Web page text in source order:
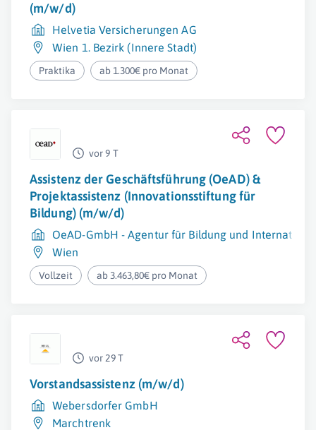
(m/w/d)
Helvetia Versicherungen AG
Wien 1. Bezirk (Innere Stadt)
Praktika ab 1.300€ pro Monat
vor 9 T
Assistenz der Geschäftsführung (OeAD) &
Projektassistenz (Innovationsstiftung für
Bildung) (m/w/d)
OeAD-GmbH - Agentur für Bildung und
Wien
Vollzeit ab 3.463,80€ pro Monat
vor 29 T
Vorstandsassistenz (m/w/d)
Webersdorfer GmbH
Marchtrenk